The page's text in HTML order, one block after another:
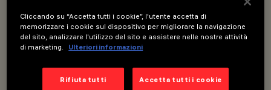
Realizzato in pressofusione di alluminio sottoposto a
verniciatura liquida ad elevata resistenza agli agenti
calcico temprato, spessore 5 mm; cornice solidale al
Cliccando su “Accetta tutti i cookie”, l'utente accetta di
memorizzare i cookie sul dispositivo per migliorare la navigazione
del sito, analizzare l'utilizzo del sito e assistere nelle nostre attività
di marketing.
Ulteriori informazioni
Rifiuta tutti Accetta tutti i cookie